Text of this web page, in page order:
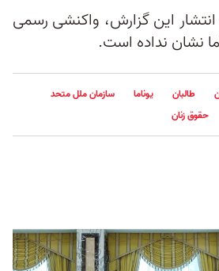
انتشار این گزارش، واکنشی رسمی
نشان نداده است.
طالبان یوناما
سازمان ملل متحد
حقوق زنان